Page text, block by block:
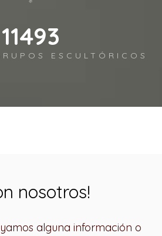
12450
ESCULTÓRICOS
nosotros!
alguna información o